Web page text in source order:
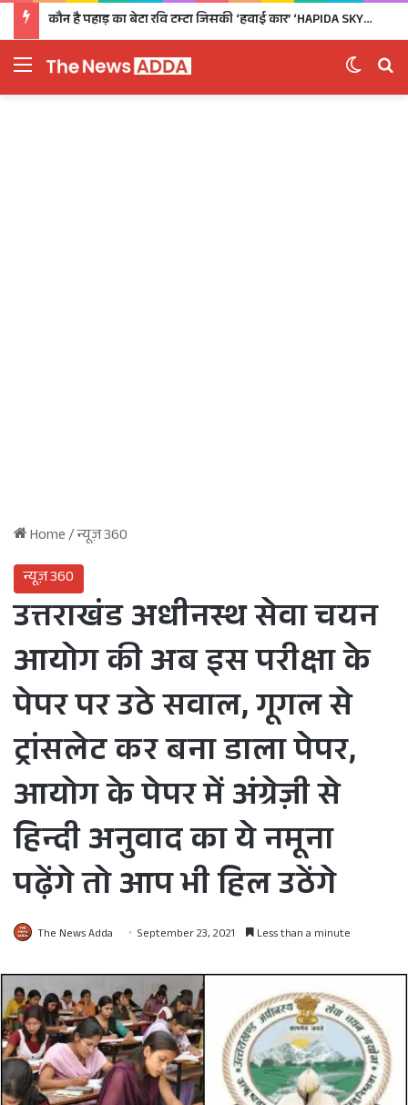
कौन है पहाड़ का बेटा रवि टम्टा जिसकी ‘हवाई कार’ ‘HAPIDA SKYNeX’ ने कर दिया सबको दीवाना
Menu
Home/न्यूज़ 360
न्यूज़ 360
उत्तराखंड अधीनस्थ सेवा चयन
आयोग की अब इस परीक्षा के
पेपर पर उठे सवाल, गूगल से
ट्रांसलेट कर बना डाला पेपर,
आयोग के पेपर में अंग्रेज़ी से
हिन्दी अनुवाद का ये नमूना
पढ़ेंगे तो आप भी हिल उठेंगे
The News Adda September 23, 2021 Less than a minute